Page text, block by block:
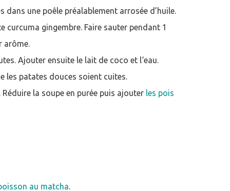
une poêle préalablement arrosée d’huile.
curcuma gingembre. Faire sauter pendant 1
arôme.
Ajouter ensuite le lait de coco et l‘eau.
les patates douces soient cuites.
la soupe en purée puis ajouter les pois
au matcha.